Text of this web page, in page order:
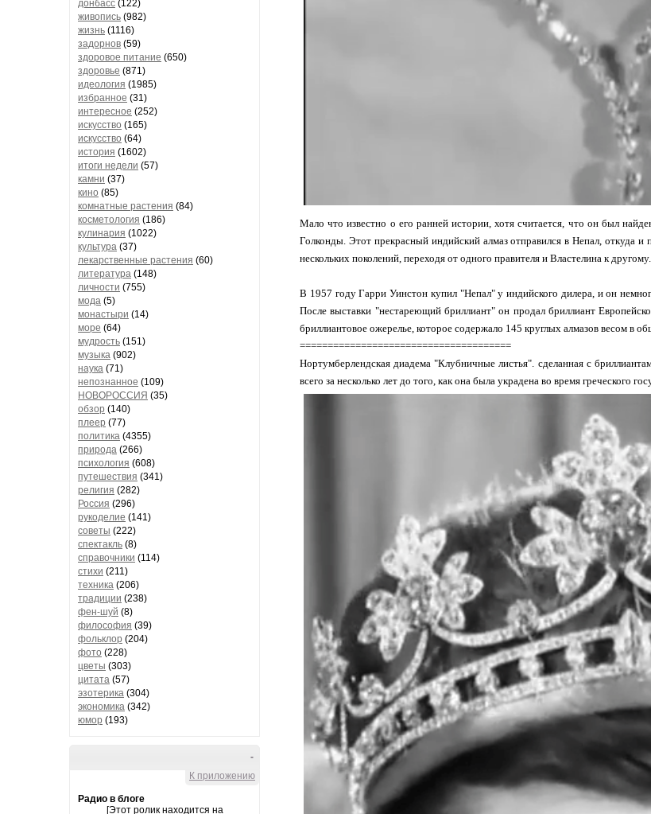
донбасс (122)
живопись (982)
жизнь (1116)
задорнов (59)
здоровое питание (650)
здоровье (871)
идеология (1985)
избранное (31)
интересное (252)
искусство (165)
искусство (64)
история (1602)
итоги недели (57)
камни (37)
кино (85)
комнатные растения (84)
косметология (186)
кулинария (1022)
культура (37)
лекарственные растения (60)
литература (148)
личности (755)
мода (5)
монастыри (14)
море (64)
мудрость (151)
музыка (902)
наука (71)
непознанное (109)
НОВОРОССИЯ (35)
обзор (140)
плеер (77)
политика (4355)
природа (266)
психология (608)
путешествия (341)
религия (282)
Россия (296)
рукоделие (141)
советы (222)
спектакль (8)
справочники (114)
стихи (211)
техника (206)
традиции (238)
фен-шуй (8)
философия (39)
фольклор (204)
фото (228)
цветы (303)
цитата (57)
эзотерика (304)
экономика (342)
юмор (193)
-
К приложению
Радио в блоге
[Этот ролик находится на
Мало что известно о его ранней истории, хотя считается, что он был
Голконды. Этот прекрасный индийский алмаз отправился в Непал, откуда
нескольких поколений, переходя от одного правителя и Властелина к другому.
В 1957 году Гарри Уинстон купил "Непал" у индийского дилера, и он
После выставки "нестареющий бриллиант" он продал бриллиант
бриллиантовое ожерелье, которое содержало 145 круглых алмазов весом в
======================================
Нортумберлендская диадема "Клубничные листья". сделанная с
всего за несколько лет до того, как она была украдена во время греческого